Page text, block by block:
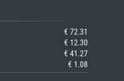
€ 72.31
€ 12.30
€ 41.27
€ 1.08